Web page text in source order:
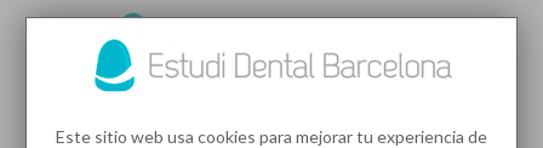
Este sitio web usa cookies para mejorar tu experiencia de